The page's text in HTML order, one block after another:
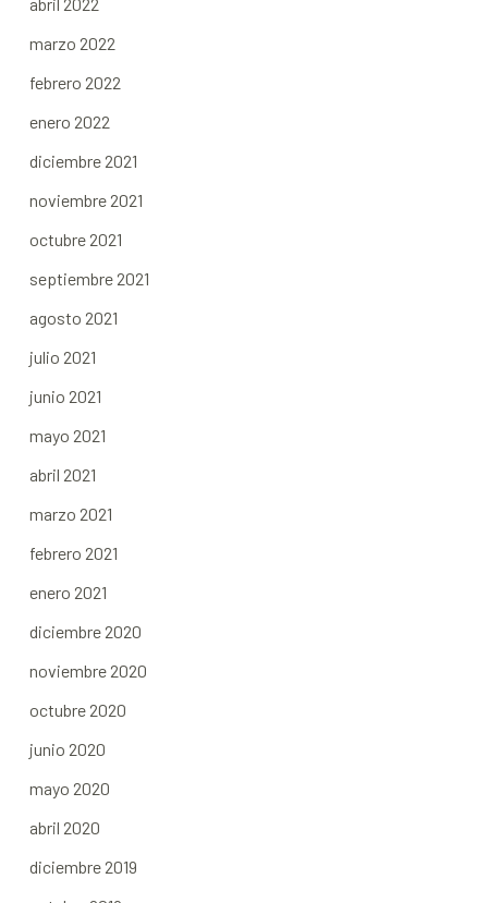
marzo 2022
febrero 2022
enero 2022
diciembre 2021
noviembre 2021
octubre 2021
septiembre 2021
agosto 2021
julio 2021
junio 2021
mayo 2021
abril 2021
marzo 2021
febrero 2021
enero 2021
diciembre 2020
noviembre 2020
octubre 2020
junio 2020
mayo 2020
abril 2020
diciembre 2019